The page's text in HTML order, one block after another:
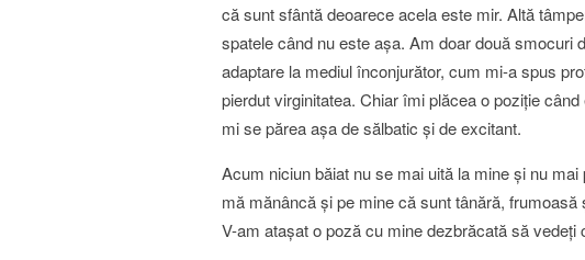
că sunt sfântă deoarece acela este mir. Altă
spatele când nu este aşa. Am doar două smocuri
adaptare la mediul înconjurător, cum mi-a spus
pierdut virginitatea. Chiar îmi plăcea o poziţie
mi se părea aşa de sălbatic şi de excitant.
Acum niciun băiat nu se mai uită la mine şi nu
mă mănâncă şi pe mine că sunt tânără,
V-am ataşat o poză cu mine dezbrăcată să vedeţi